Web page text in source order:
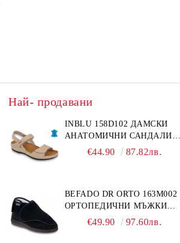
Най- продавани
INBLU 158D102 ДАМСКИ
АНАТОМИЧНИ САНДАЛИ
ОТ ЕСТЕСТВЕНА КОЖА,
€44.90 87.82лв.
BEFADO DR ORTO 163M002
ОРТОПЕДИЧНИ МЪЖКИ
ОБУВКИ ЗА ГИПСИРАН ИЛИ
€49.90 97.60лв.